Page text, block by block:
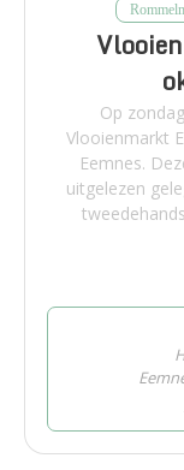
Op
Vlooienmarkt
Eemnes.
uitgelezen